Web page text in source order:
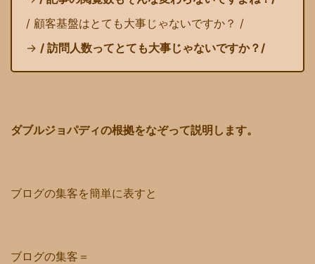
/ 顧客基盤はとても大事じゃないですか？ /
→ / 訪問人数ってとても大事じゃないですか？/
ダブルジョパディの根拠をなぞって説明します。
ブログの集客を簡単に表すと
ブログの集客＝